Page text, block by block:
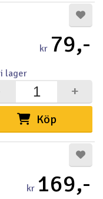
kr 79,-
Köp
+
lager
kr 169,-